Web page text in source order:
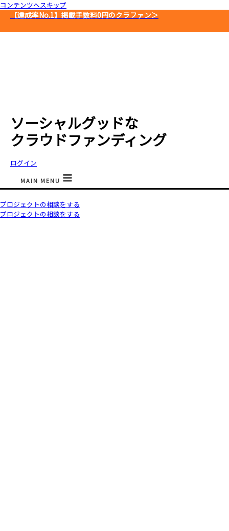
コンテンツへスキップ
【達成率No.1】 掲載手数料0円のクラファン＞
ソーシャルグッドな
クラウドファンディング
ログイン
MAIN MENU
プロジェクトの相談をする
プロジェクトの相談をする